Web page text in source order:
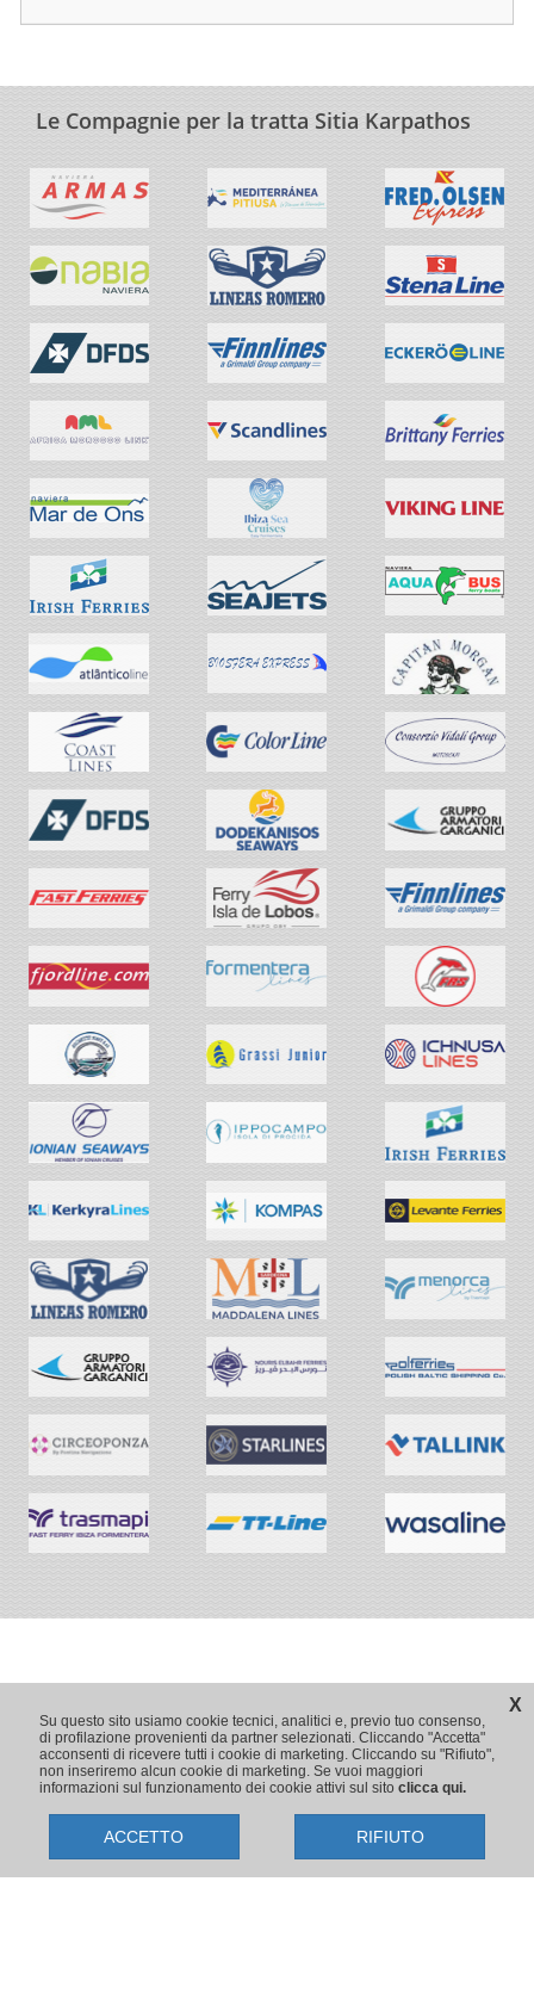
Le Compagnie per la tratta Sitia Karpathos
X
Su questo sito usiamo cookie tecnici, analitici e, previo tuo consenso,
di profilazione provenienti da partner selezionati. Cliccando "Accetta"
acconsenti di ricevere tutti i cookie di marketing. Cliccando su "Rifiuto",
non inseriremo alcun cookie di marketing. Se vuoi maggiori
informazioni sul funzionamento dei cookie attivi sul sito clicca qui.
ACCETTO RIFIUTO